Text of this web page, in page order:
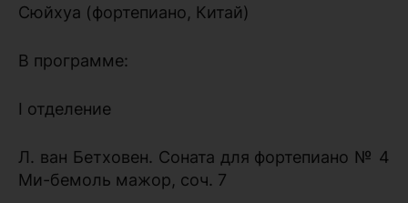
Сюйхуа (фортепиано, Китай)
В программе:
I отделение
Л. ван Бетховен. Соната для фортепиано № 4
Ми-бемоль мажор, соч. 7